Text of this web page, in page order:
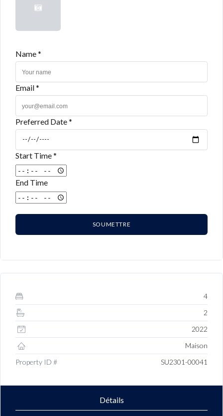
Name *
Email *
Preferred Date *
Start Time *
End Time
SOUMETTRE
4
2
2022
Maison
Property ID #
SU2301-00041
Détails